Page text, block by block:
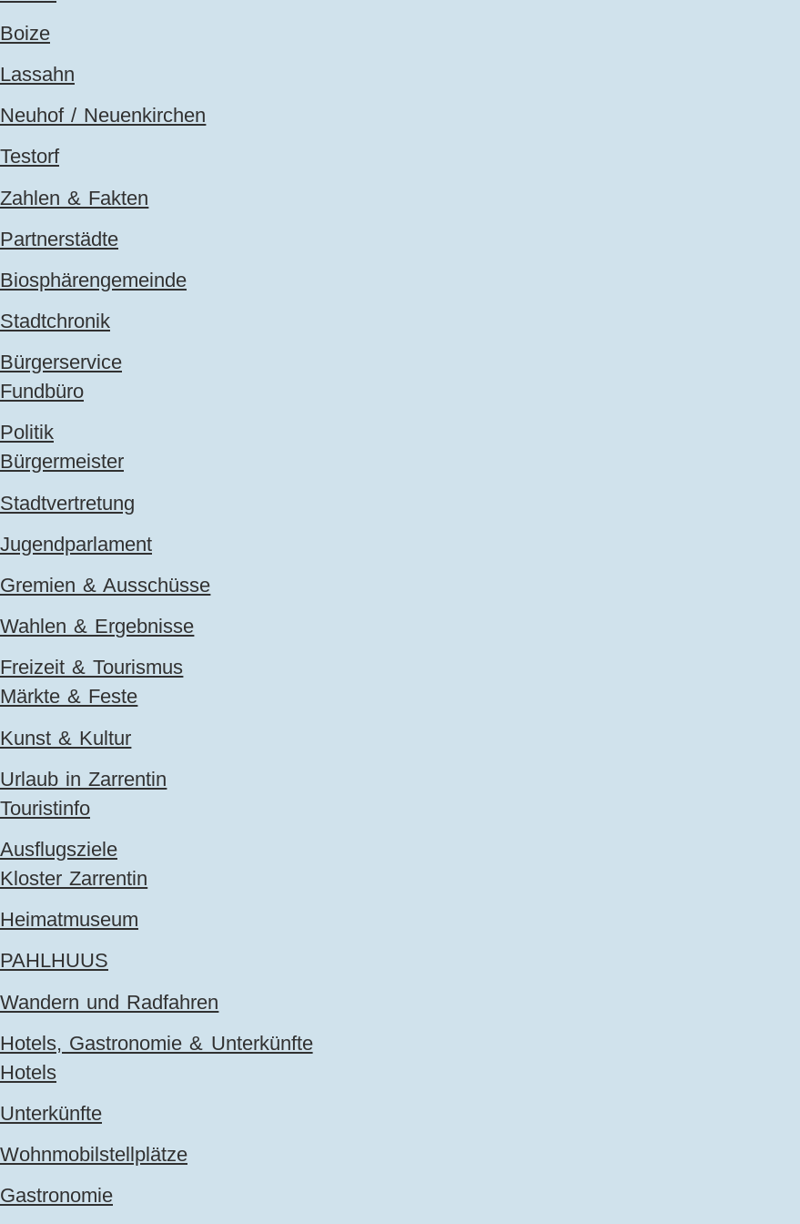
Boize
Lassahn
Neuhof / Neuenkirchen
Testorf
Zahlen & Fakten
Partnerstädte
Biosphärengemeinde
Stadtchronik
Bürgerservice
Fundbüro
Politik
Bürgermeister
Stadtvertretung
Jugendparlament
Gremien & Ausschüsse
Wahlen & Ergebnisse
Freizeit & Tourismus
Märkte & Feste
Kunst & Kultur
Urlaub in Zarrentin
Touristinfo
Ausflugsziele
Kloster Zarrentin
Heimatmuseum
PAHLHUUS
Wandern und Radfahren
Hotels, Gastronomie & Unterkünfte
Hotels
Unterkünfte
Wohnmobilstellplätze
Gastronomie